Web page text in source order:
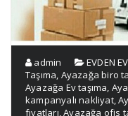
admin EVDEN
Taşıma, Ayazağa biro
Ayazağa Ev taşıma,
kampanyalı nakliyat,
fıyatları,Ayazağa ofis